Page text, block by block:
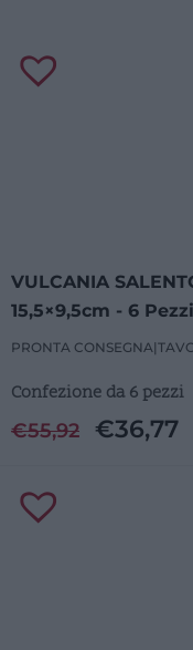
VULCANIA
15,5×9,5cm - 6 Pezzi
PRONTA CONSEGNA|
Confezione da 6 pezzi
€55,92 €36,77